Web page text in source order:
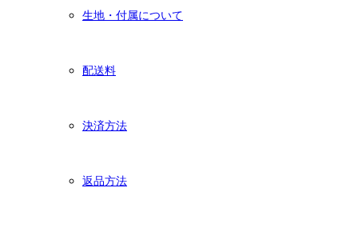
生地・付属について
配送料
決済方法
返品方法